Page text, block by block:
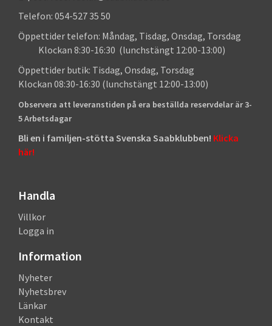
Telefon: 054-527 35 50
Öppettider telefon: Måndag, Tisdag, Onsdag, Torsdag
Klockan 8:30-16:30 (lunchstängt 12:00-13:00)
Öppettider butik: Tisdag, Onsdag, Torsdag
Klockan 08:30-16:30 (lunchstängt 12:00-13:00)
Observera att leveranstiden på era beställda reservdelar är 3-
5 Arbetsdagar
Bli en i familjen-stötta Svenska Saabklubben! Klicka
här!
Handla
Villkor
Logga in
Information
Nyheter
Nyhetsbrev
Länkar
Kontakt